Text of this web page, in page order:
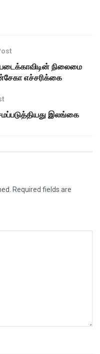
நிலைமை
எச்சரிக்கை
இலங்கை
Required fields are